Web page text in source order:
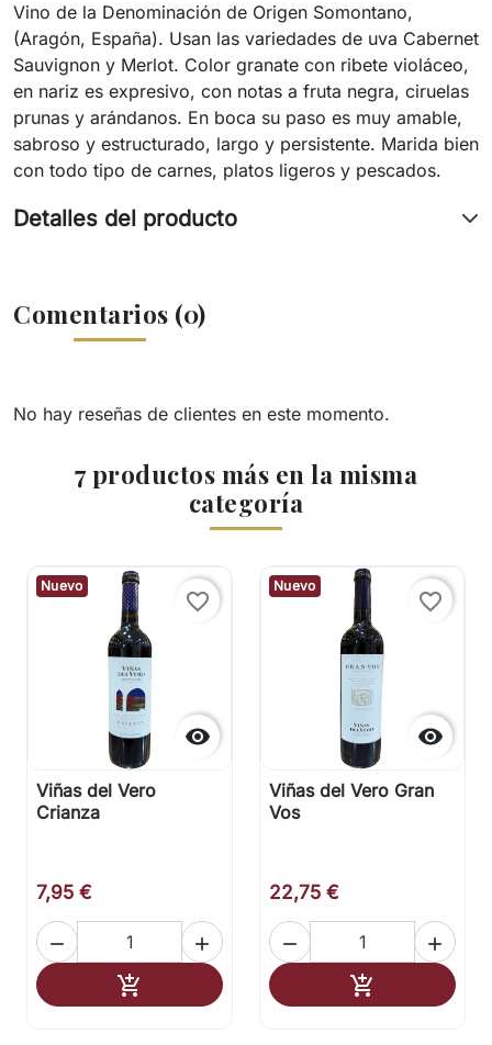
Vino de la Denominación de Origen Somontano,
(Aragón, España). Usan las variedades de uva Cabernet
Sauvignon y Merlot. Color granate con ribete violáceo,
en nariz es expresivo, con notas a fruta negra, ciruelas
prunas y arándanos. En boca su paso es muy amable,
sabroso y estructurado, largo y persistente. Marida bien
con todo tipo de carnes, platos ligeros y pescados.
Detalles del producto
Comentarios (0)
No hay reseñas de clientes en este momento.
7 productos más en la misma
categoría
Nuevo

favorite_border
Viñas del Vero
Crianza
7,95 €
 
 Añadir al carrito
Nuevo

favorite_border
Viñas del Vero Gran
Vos
22,75 €
 
 Añadir al